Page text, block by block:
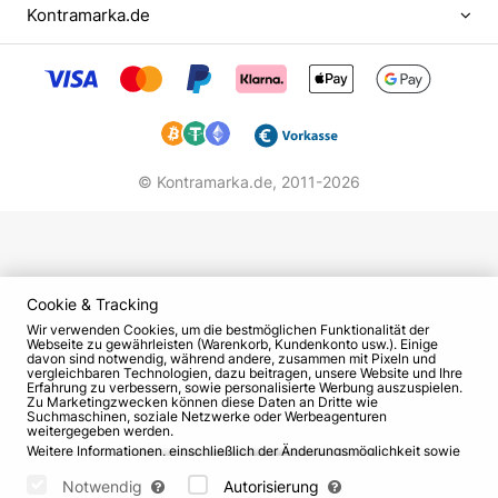
gehörte zur Elite des Klubs. Im Jahr 2005 zog der
Martirosyan, mit dem er befreundet war, nach
up-Programms "Comedy Club". Die Teilnahme an
Parodielieder vortrug, brachte dem Komiker
2006 realisierte Slepakov zusammen mit dem
Produzenten des Senders TNT, Alexander Dulerain,
und Garik Martirosyan den Sketch "Unser
Russland", bei dem er einer der Autoren war. Das
humoristische Projekt war ein durchschlagender
Erfolg. Im Jahr 2008 schrieb er das Drehbuch für
Kontramarka.de
© Kontramarka.de, 2011-2026
Cookie & Tracking
Wir verwenden Cookies, um die bestmöglichen Funktionalität der
Webseite zu gewährleisten (Warenkorb, Kundenkonto usw.). Einige
davon sind notwendig, während andere, zusammen mit Pixeln und
vergleichbaren Technologien, dazu beitragen, unsere Website und Ihre
Erfahrung zu verbessern, sowie personalisierte Werbung auszuspielen.
Zu Marketingzwecken können diese Daten an Dritte wie
Suchmaschinen, soziale Netzwerke oder Werbeagenturen
weitergegeben werden.
Weitere Informationen, einschließlich der Änderungsmöglichkeit sowie
Bitte wählen Sie unten aus, welche Cookies gesetzt werden können
Notwendig Autorisierung